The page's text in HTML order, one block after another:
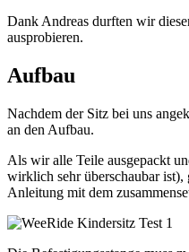
Dank Andreas durften wir
ausprobieren.
Aufbau
Nachdem der Sitz bei uns
an den Aufbau.
Als wir alle Teile ausgepackt
wirklich sehr überschaubar ist),
Anleitung mit dem